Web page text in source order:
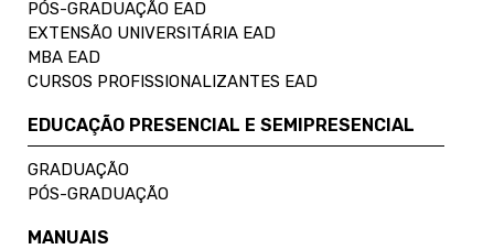
PÓS-GRADUAÇÃO EAD
EXTENSÃO UNIVERSITÁRIA EAD
MBA EAD
CURSOS PROFISSIONALIZANTES EAD
EDUCAÇÃO PRESENCIAL E SEMIPRESENCIAL
GRADUAÇÃO
PÓS-GRADUAÇÃO
MANUAIS